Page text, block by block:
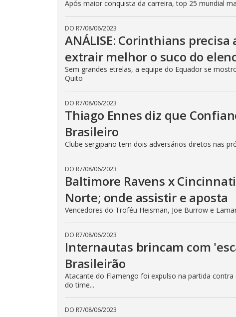
Após maior conquista da carreira, top 25 mundial
DO R7/08/06/2023
ANÁLISE: Corinthians
extrair melhor o suco do
Sem grandes etrelas, a equipe do Equador se
Quito
DO R7/08/06/2023
Thiago Ennes diz que
Brasileiro
Clube sergipano tem dois adversários diretos nas
DO R7/08/06/2023
Baltimore Ravens x
Norte; onde assistir e aposta
Vencedores do Troféu Heisman, Joe Burrow e
DO R7/08/06/2023
Internautas brincam com
Brasileirão
Atacante do Flamengo foi expulso na partida
do time...
DO R7/08/06/2023